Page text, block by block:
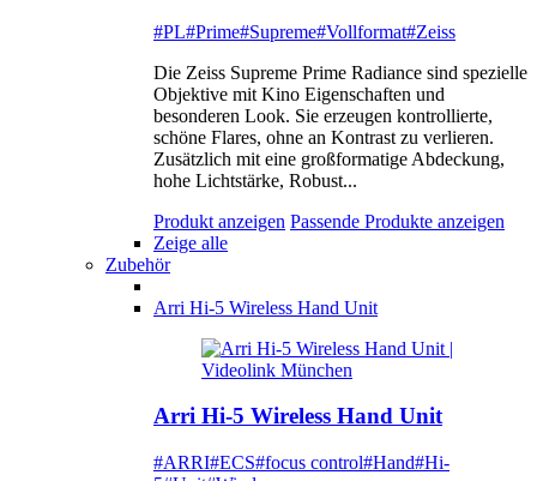
#PL#Prime#Supreme#Vollformat#Zeiss
Die Zeiss Supreme Prime Radiance sind spezielle
Objektive mit Kino Eigenschaften und
besonderen Look. Sie erzeugen kontrollierte,
schöne Flares, ohne an Kontrast zu verlieren.
Zusätzlich mit eine großformatige Abdeckung,
hohe Lichtstärke, Robust...
Produkt anzeigen Passende Produkte anzeigen
Zeige alle
Zubehör
Arri Hi-5 Wireless Hand Unit
Arri Hi-5 Wireless Hand Unit
#ARRI#ECS#focus control#Hand#Hi-